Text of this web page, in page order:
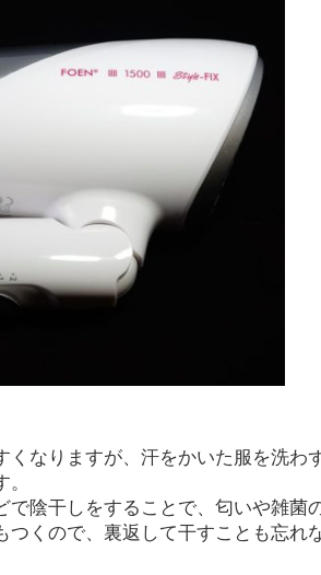
なりますが、汗をかいた服を洗わ
陰干しをすることで、匂いや雑菌
くので、裏返して干すことも忘れ